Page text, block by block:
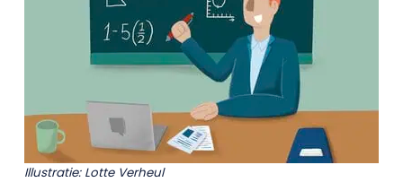
Illustratie: Lotte Verheul